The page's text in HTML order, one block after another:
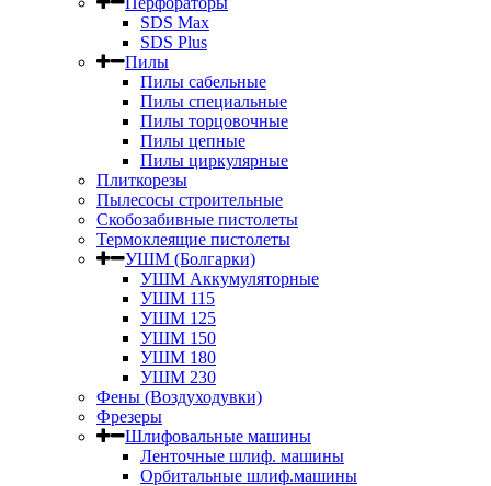
SDS Max
SDS Plus
Пилы
Пилы сабельные
Пилы специальные
Пилы торцовочные
Пилы цепные
Пилы циркулярные
Плиткорезы
Пылесосы строительные
Скобозабивные пистолеты
Термоклеящие пистолеты
УШМ (Болгарки)
УШМ Аккумуляторные
УШМ 115
УШМ 125
УШМ 150
УШМ 180
УШМ 230
Фены (Воздуходувки)
Фрезеры
Шлифовальные машины
Ленточные шлиф. машины
Орбитальные шлиф.машины